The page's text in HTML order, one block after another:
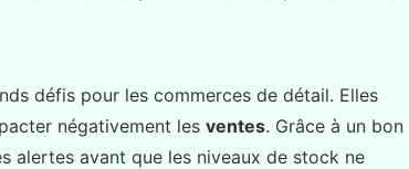
défis pour les commerces de détail. Elles
négativement les ventes. Grâce à un bon
alertes avant que les niveaux de stock ne